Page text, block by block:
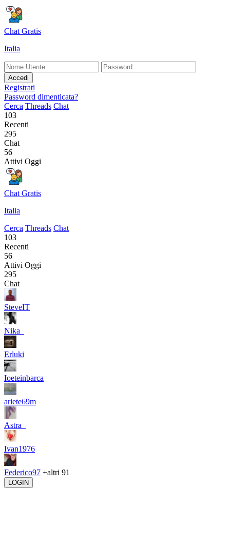
Chat Gratis
Italia
Accedi
Registrati
Password dimenticata?
Cerca Threads Chat
103
Recenti
295
Chat
56
Attivi Oggi
Chat Gratis
Italia
Cerca Threads Chat
103
Recenti
56
Attivi Oggi
295
Chat
SteveIT
Nika_
Erluki
Ioeteinbarca
ariete69m
Astra_
Ivan1976
Federico97 +altri 91
LOGIN